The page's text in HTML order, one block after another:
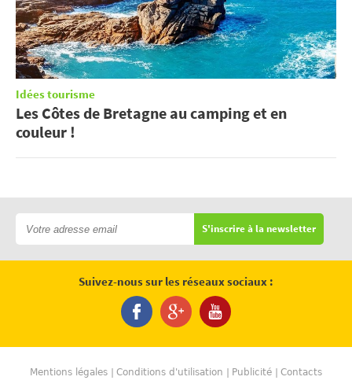
Idées tourisme
Les Côtes de Bretagne au camping et en
couleur !
S'inscrire à la newsletter
Suivez-nous sur les réseaux sociaux :
Mentions légales Conditions d'utilisation Publicité Contacts